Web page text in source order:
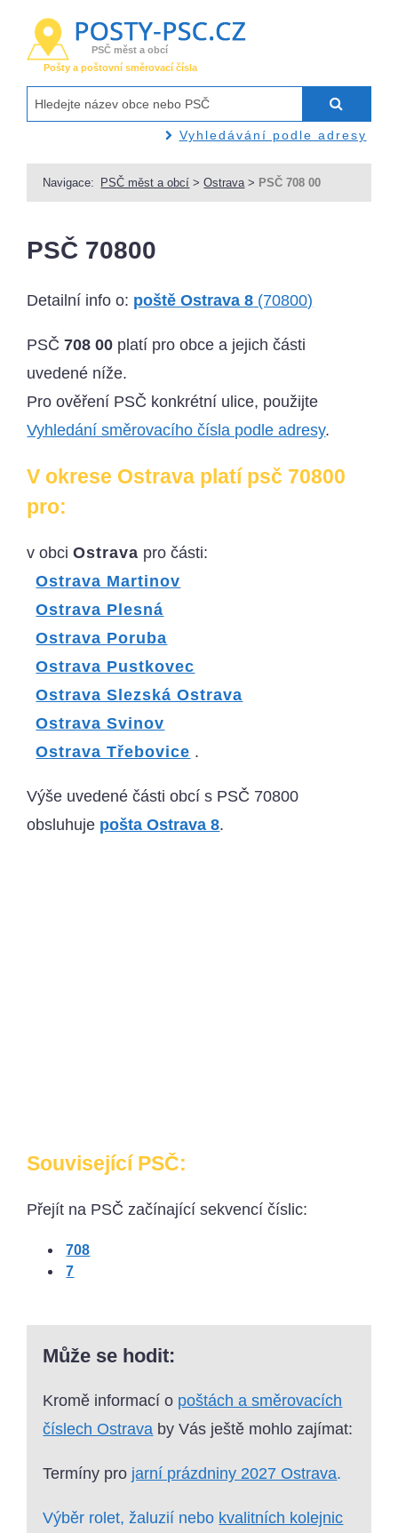
PSČ měst a obcí
Pošty a poštovní směrovací čísla
Vyhledávání podle adresy
Navigace: PSČ měst a obcí >Ostrava > PSČ 708 00
PSČ 70800
Detailní info o: poště Ostrava 8 (70800)
PSČ708 00 platí pro obce a jejich části
uvedené níže.
Pro ověření PSČ konkrétní ulice, použijte
Vyhledání směrovacího čísla podle adresy.
V okrese Ostrava platí psč 70800
pro:
v obciOstrava pro části:
Ostrava Martinov
Ostrava Plesná
Ostrava Poruba
Ostrava Pustkovec
Ostrava Slezská Ostrava
Ostrava Svinov
Ostrava Třebovice .
Výše uvedené části obcí s PSČ 70800
obsluhuje pošta Ostrava 8.
Související PSČ:
Přejít na PSČ začínající sekvencí číslic:
708
7
Může se hodit:
Kromě informací o poštách a směrovacích
číslech Ostrava by Vás ještě mohlo zajímat:
Termíny pro jarní prázdniny 2027 Ostrava.
Výběr rolet, žaluzií nebo kvalitních kolejnic